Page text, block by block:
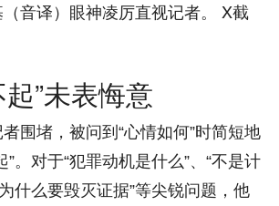
音译）眼神凌厉直视记者。 X截
”未表悔意
围堵，被问到“心情如何”时简短地
”。对于“犯罪动机是什么”、“不是计
什么要毁灭证据”等尖锐问题，他